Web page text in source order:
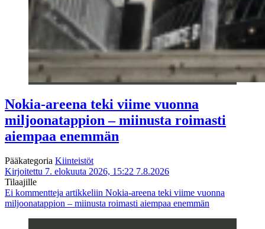
Nokia-areena teki viime vuonna
miljoonatappion – miinusta roimasti
aiempaa enemmän
Pääkategoria Kiinteistöt
Kirjoitettu 7. elokuuta 2026, 15:22 7.8.2026
Tilaajille
Ei kommentteja artikkeliin Nokia-areena teki viime vuonna
miljoonatappion – miinusta roimasti aiempaa enemmän